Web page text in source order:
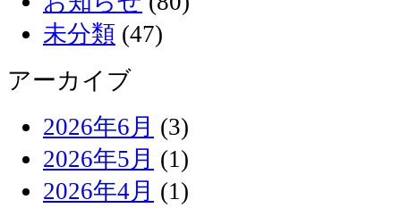
未分類 (47)
アーカイブ
2026年6月 (3)
2026年5月 (1)
2026年4月 (1)